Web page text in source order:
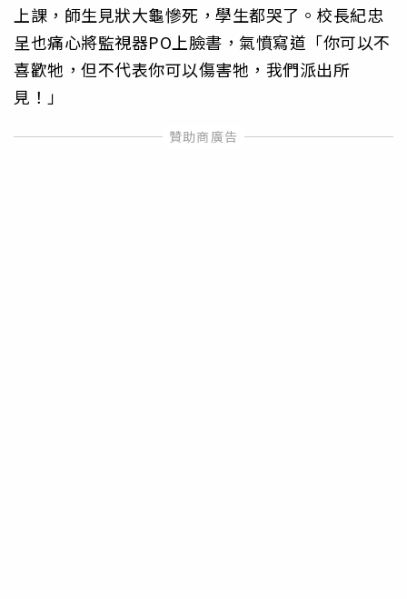
上課，師生見狀大龜慘死，學生都哭了。校長紀忠
呈也痛心將監視器PO上臉書，氣憤寫道「你可以不
喜歡牠，但不代表你可以傷害牠，我們派出所
見！」